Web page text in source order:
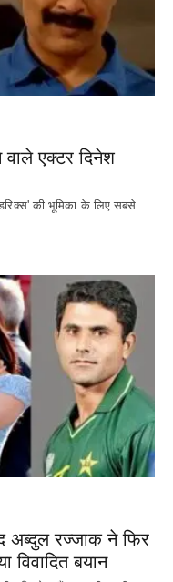
वाले एक्टर दिनेश
की भूमिका के लिए सबसे
अब्दुल रज्जाक ने फिर
विवादित बयान